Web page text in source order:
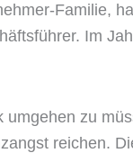
Familie,
Im
zu
reichen.